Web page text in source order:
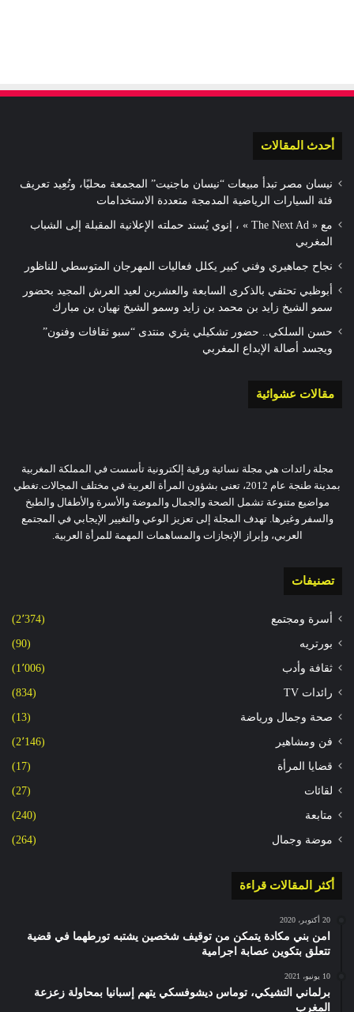
أحدث المقالات
نيسان مصر تبدأ مبيعات “نيسان ماجنيت” المجمعة محليًا، وتُعِيد تعريف
فئة السيارات الرياضية المدمجة متعددة الاستخدامات
مع « The Next Ad » ، إنوي يُسند حملته الإعلانية المقبلة إلى الشباب
المغربي
نجاح جماهيري وفني كبير يكلل فعاليات المهرجان المتوسطي للناظور
أبوظبي تحتفي بالذكرى السابعة والعشرين لعيد العرش المجيد بحضور
سمو الشيخ زايد بن محمد بن زايد وسمو الشيخ نهيان بن مبارك
حسن السلكي.. حضور تشكيلي يثري منتدى “سبو ثقافات وفنون”
ويجسد أصالة الإبداع المغربي
مقالات عشوائية
مجلة رائدات هي مجلة نسائية ورقية إلكترونية تأسست في المملكة المغربية
بمدينة طنجة عام 2012، تعنى بشؤون المرأة العربية في مختلف المجالات.تغطي
مواضيع متنوعة تشمل الصحة والجمال والموضة والأسرة والأطفال والطبخ
والسفر وغيرها. تهدف المجلة إلى تعزيز الوعي والتغيير الإيجابي في المجتمع
العربي، وإبراز الإنجازات والمساهمات المهمة للمرأة العربية.
تصنيفات
أسرة ومجتمع (2٬374)
بورتريه (90)
ثقافة وأدب (1٬006)
رائدات TV (834)
صحة وجمال ورياضة (13)
فن ومشاهير (2٬146)
قضايا المرأة (17)
لقائات (27)
متابعة (240)
موضة وجمال (264)
أكثر المقالات قراءة
20 أكتوبر، 2020
امن بني مكادة يتمكن من توقيف شخصين يشتبه تورطهما في قضية
تتعلق بتكوين عصابة اجرامية
10 يونيو، 2021
برلماني التشيكي، توماس ديشوفسكي يتهم إسبانيا بمحاولة زعزعة
المغرب